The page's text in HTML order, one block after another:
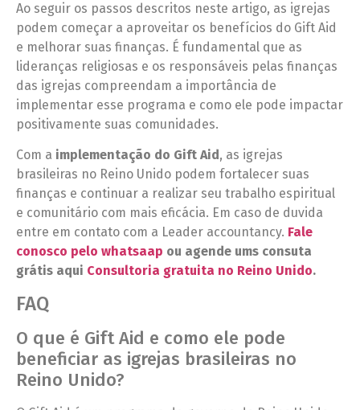
Ao seguir os passos descritos neste artigo, as igrejas
podem começar a aproveitar os benefícios do Gift Aid
e melhorar suas finanças. É fundamental que as
lideranças religiosas e os responsáveis pelas finanças
das igrejas compreendam a importância de
implementar esse programa e como ele pode impactar
positivamente suas comunidades.
Com a implementação do Gift Aid , as igrejas
brasileiras no Reino Unido podem fortalecer suas
finanças e continuar a realizar seu trabalho espiritual
e comunitário com mais eficácia. Em caso de duvida
entre em contato com a Leader accountancy. Fale
conosco pelo whatsaap ou agende ums consuta
grátis aqui Consultoria gratuita no Reino Unido.
FAQ
O que é Gift Aid e como ele pode
beneficiar as igrejas brasileiras no
Reino Unido?